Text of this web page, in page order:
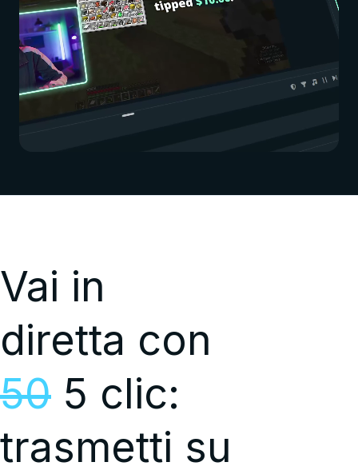
Vai in
diretta con
50 5 clic:
trasmetti su